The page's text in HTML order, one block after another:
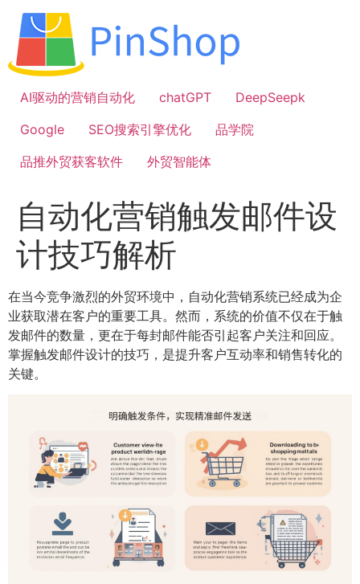
容
AI驱动的营销自动化
chatGPT
DeepSeepk
Google
SEO搜索引擎优化
品学院
品推外贸获客软件
外贸智能体
自动化营销触发邮件设
计技巧解析
在当今竞争激烈的外贸环境中，自动化营销系统已经成为企
业获取潜在客户的重要工具。然而，系统的价值不仅在于触
发邮件的数量，更在于每封邮件能否引起客户关注和回应。
掌握触发邮件设计的技巧，是提升客户互动率和销售转化的
关键。